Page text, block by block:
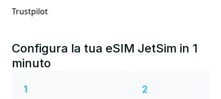
Trustpilot
Configura la tua eSIM JetSim in 1
minuto
1 2